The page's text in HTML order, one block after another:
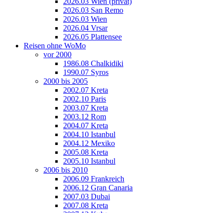
2026.03 San Remo
2026.03 Wien
2026.04 Vrsar
2026.05 Plattensee
Reisen ohne WoMo
vor 2000
1986.08 Chalkidiki
1990.07 Syros
2000 bis 2005
2002.07 Kreta
2002.10 Paris
2003.07 Kreta
2003.12 Rom
2004.07 Kreta
2004.10 Istanbul
2004.12 Mexiko
2005.08 Kreta
2005.10 Istanbul
2006 bis 2010
2006.09 Frankreich
2006.12 Gran Canaria
2007.03 Dubai
2007.08 Kreta